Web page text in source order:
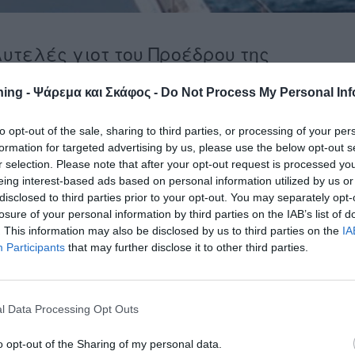
- Ψάρεμα και Σκάφος - Do Not Process My Personal
opt-out of the sale, sharing to third parties, or processing of your
for targeted advertising by us, please use the below opt-out
selection. Please note that after your opt-out request is processed
interest-based ads based on personal information utilized by us
to third parties prior to your opt-out. You may separately
of your personal information by third parties on the IAB’s list of
This information may also be disclosed by us to third parties on the
Participants that may further disclose it to other third parties.
Data Processing Opt Outs
opt-out of the Sharing of my personal data.
γιοτ του Προέδρου της
βρέθηκε σε ελληνικό νησί!
προσφύγων έκλεψαν το πολυτελές σκάφος του
και με αυτό πιθανολογείται ότι μετέφεραν
σύμφωνα με την τουρκική εφημερίδα είναι μια
για να μεταφέρουν, χωρίς να κινήσουν υποψίες, τους
ακτές. Τελευταίο θύμα ήταν ο Πρόεδρος της Μπεσίκτας,
εκλάπη πριν από 10 ημέρες και παρά τις έρευνες των
ΜΜΕ το σκάφος βρέθηκε σε ελληνικό νησί και ο
καπνός.